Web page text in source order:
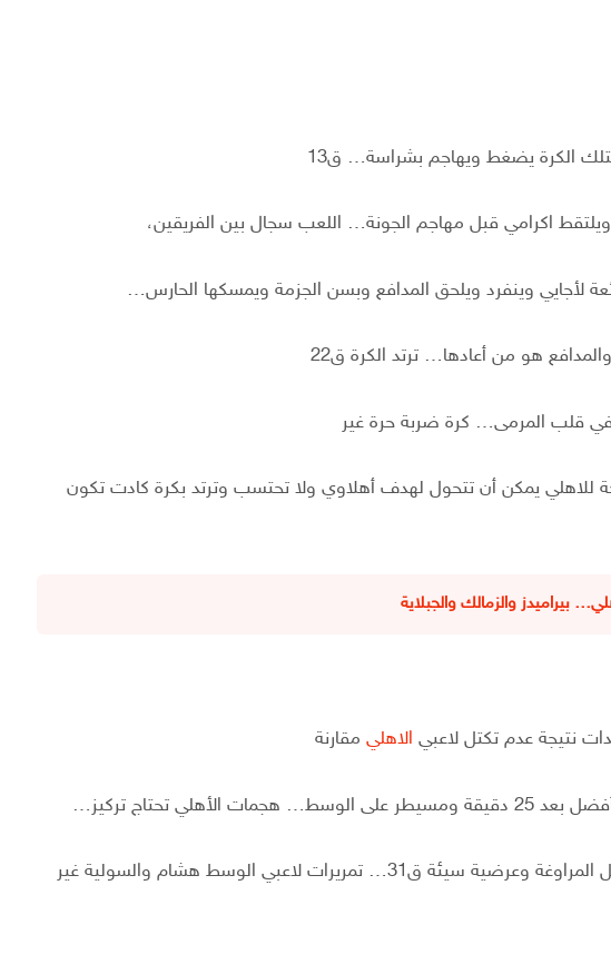
الكرة يضغط ويهاجم بشراسة… ق13
اكرامي قبل مهاجم الجونة… اللعب سجال بين الفريقين،
هو من أعادها… ترتد الكرة ق22
في قلب المرمى… كرة ضربة حرة غير
للاهلي يمكن أن تتحول لهدف أهلاوي ولا تحتسب وترتد بكرة كادت تكون
بيراميدز والزمالك والجبلاية
نتيجة عدم تكتل لاعبي الاهلي مقارنة
تحتاج تركيز…
وهحمة مرتدة سريعة ورمضان يتوغل ويفضل المراوغة وعرضية سيئة ق31… تمريرات لاعبي الوسط هشام والسولية غير